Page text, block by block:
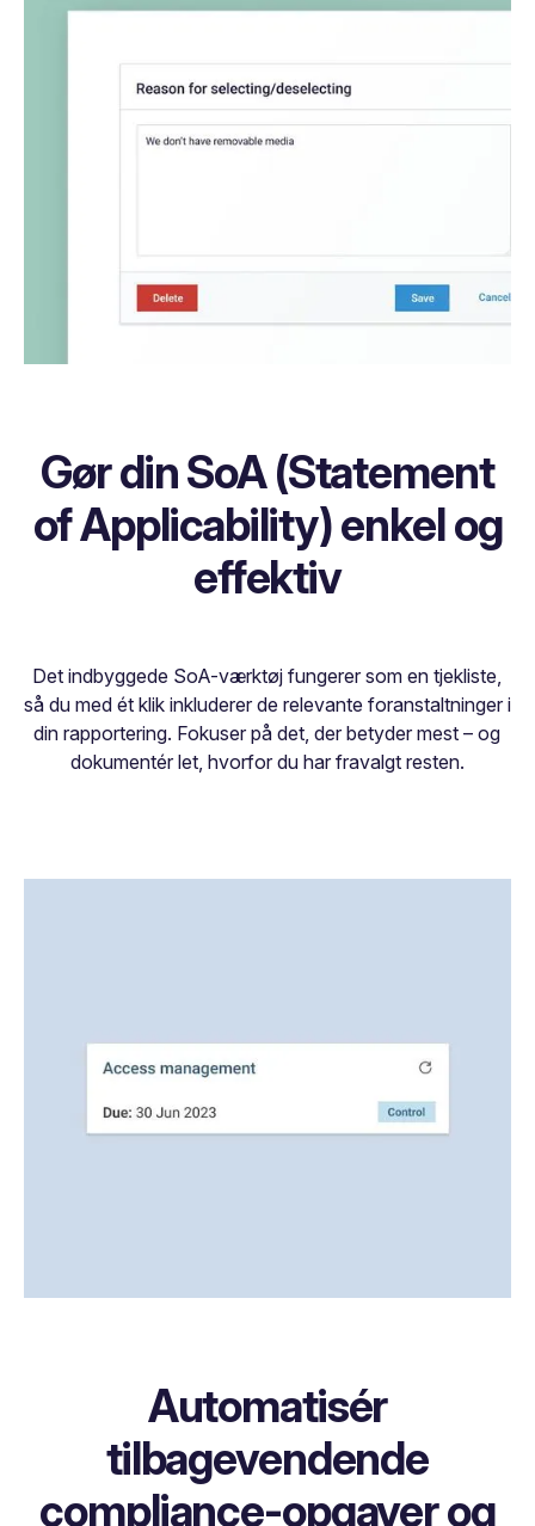
Gør din SoA (Statement
of Applicability) enkel og
effektiv
Det indbyggede SoA-værktøj fungerer som en tjekliste,
så du med ét klik inkluderer de relevante foranstaltninger i
din rapportering. Fokuser på det, der betyder mest – og
dokumentér let, hvorfor du har fravalgt resten.
Automatisér
tilbagevendende
compliance-opgaver og